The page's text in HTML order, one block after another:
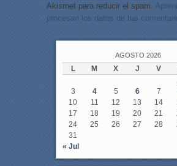
Akismet para reducir el spam.
procesan los datos de tus
AGOSTO 2026
L M X J V
3
4 5 6 7
10
11 12 13 14
17
18 19 20 21
24
25 26 27 28
31
« Jul